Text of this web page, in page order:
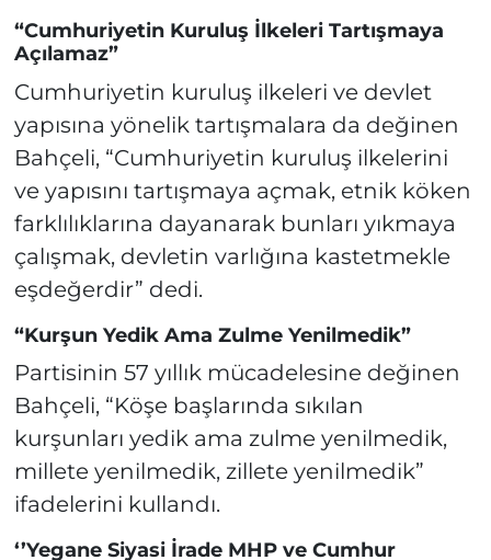
“Cumhuriyetin Kuruluş İlkeleri Tartışmaya
Açılamaz”
Cumhuriyetin kuruluş ilkeleri ve devlet
yapısına yönelik tartışmalara da değinen
Bahçeli, “Cumhuriyetin kuruluş ilkelerini
ve yapısını tartışmaya açmak, etnik köken
farklılıklarına dayanarak bunları yıkmaya
çalışmak, devletin varlığına kastetmekle
eşdeğerdir” dedi.
“Kurşun Yedik Ama Zulme Yenilmedik”
Partisinin 57 yıllık mücadelesine değinen
Bahçeli, “Köşe başlarında sıkılan
kurşunları yedik ama zulme yenilmedik,
millete yenilmedik, zillete yenilmedik”
ifadelerini kullandı.
‘’Yegane Siyasi İrade MHP ve Cumhur